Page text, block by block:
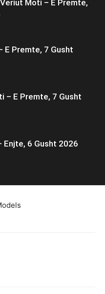
Moti – E Premte,
E Premte, 7 Gusht
– E Premte, 7 Gusht
Enjte, 6 Gusht 2026